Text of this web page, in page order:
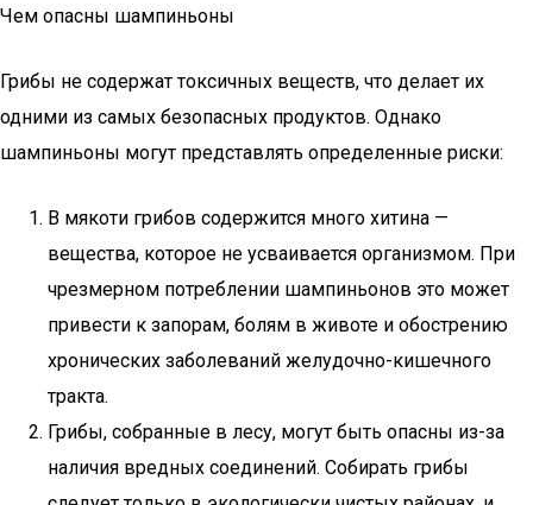
Чем опасны шампиньоны
Грибы не содержат токсичных веществ, что делает их
одними из самых безопасных продуктов. Однако
шампиньоны могут представлять определенные риски:
В мякоти грибов содержится много хитина —
вещества, которое не усваивается организмом. При
чрезмерном потреблении шампиньонов это может
привести к запорам, болям в животе и обострению
хронических заболеваний желудочно-кишечного
тракта.
Грибы, собранные в лесу, могут быть опасны из-за
наличия вредных соединений. Собирать грибы